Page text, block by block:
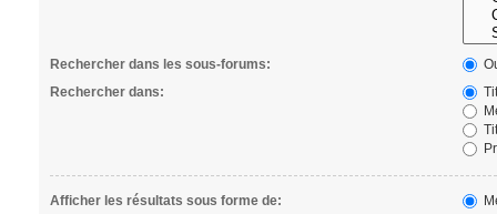
Rechercher dans les sous-forums:
Rechercher dans:
Afficher les résultats sous forme de: